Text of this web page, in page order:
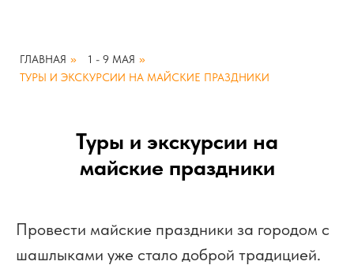
ГЛАВНАЯ » 1 - 9 МАЯ »
ТУРЫ И ЭКСКУРСИИ НА МАЙСКИЕ ПРАЗДНИКИ
Туры и экскурсии на
майские праздники
Провести майские праздники за городом с
шашлыками уже стало доброй традицией.